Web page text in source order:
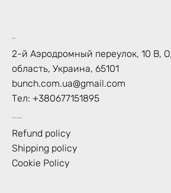
Контакт
2-й Аэродромный переулок, 10 В,
область, Украина, 65101
bunch.com.ua@gmail.com
Тел: +380677151895
Политика магазина
Refund policy
Shipping policy
Cookie Policy